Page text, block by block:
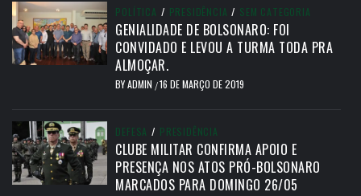
POLÍTICA / PRESIDÊNCIA / SEM CATEGORIA
GENIALIDADE DE BOLSONARO: FOI
CONVIDADO E LEVOU A TURMA TODA PRA
ALMOÇAR.
BYADMIN /16 DE MARÇO DE 2019
DEFESA / PRESIDÊNCIA
CLUBE MILITAR CONFIRMA APOIO E
PRESENÇA NOS ATOS PRÓ-BOLSONARO
MARCADOS PARA DOMINGO 26/05